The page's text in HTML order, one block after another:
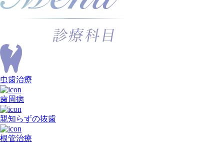
虫歯治療
歯周病
親知らずの抜歯
根管治療